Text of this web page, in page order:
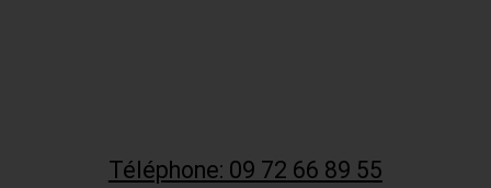
Téléphone: 09 72 66 89 55